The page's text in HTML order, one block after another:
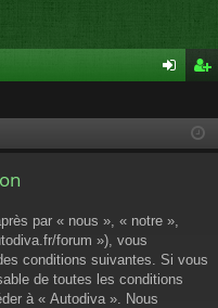
cri
par « nous », « notre »,
forum »), vous
conditions suivantes. Si vous
de toutes les conditions
à « Autodiva ». Nous